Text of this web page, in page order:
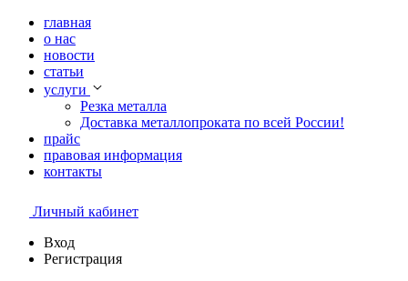
главная
о нас
новости
статьи
услуги
Резка металла
Доставка металлопроката по всей России!
прайс
правовая информация
контакты
Личный кабинет
Вход
Регистрация